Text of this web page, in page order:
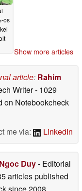
os
Show more articles
article: Rahim
Writer- 1029
on Notebookcheck
me via:
LinkedIn
Duy- Editorial
articles published
since 2008